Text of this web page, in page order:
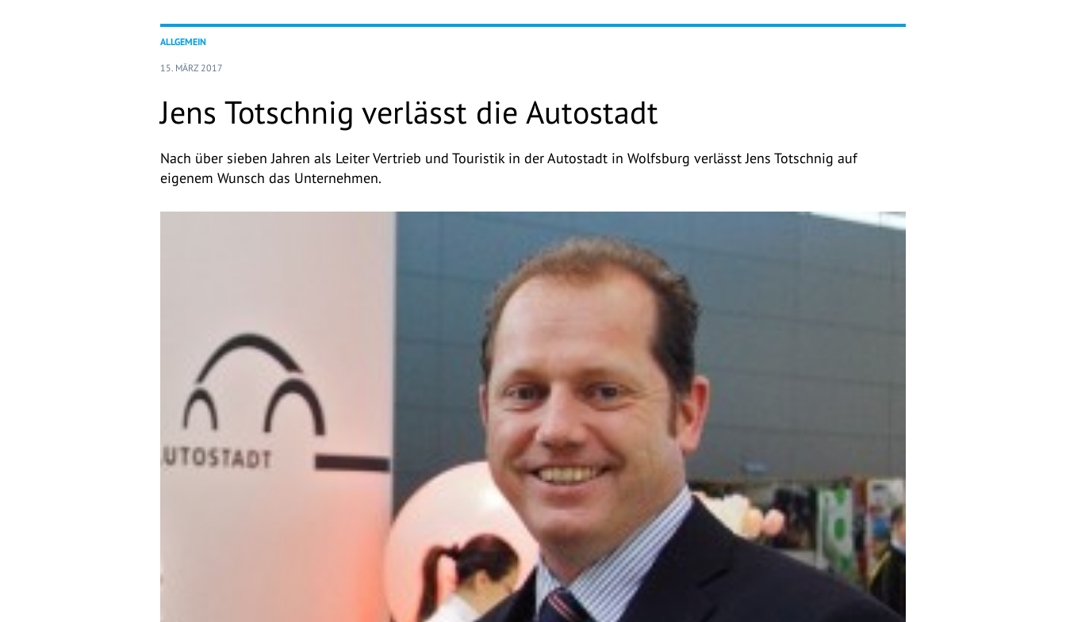
ALLGEMEIN
15. MÄRZ 2017
Jens Totschnig verlässt die Autostadt
Nach über sieben Jahren als Leiter Vertrieb und Touristik in der Autostadt in Wolfsburg verlässt Jens Totschnig auf
eigenem Wunsch das Unternehmen.